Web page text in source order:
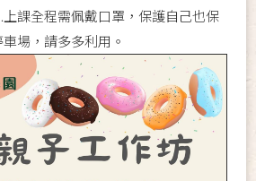
上課全程需佩戴口罩，保護自己也保
場，請多多利用。